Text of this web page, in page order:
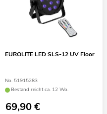
EUROLITE LED SLS-12 UV Floor
No. 51915283
Bestand reicht ca. 12 Wo.
69,90€